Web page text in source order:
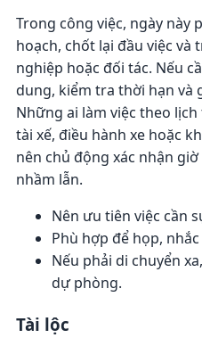
Trong công việc, ngày này
hoạch, chốt lại đầu việc
nghiệp hoặc đối tác. Nếu
dung, kiểm tra thời hạn và
Những ai làm việc theo
tài xế, điều hành xe hoặc
nên chủ động xác nhận
nhầm lẫn.
Nên ưu tiên việc cần
Phù hợp để họp,
Nếu phải di chuyển
dự phòng.
Tài lộc